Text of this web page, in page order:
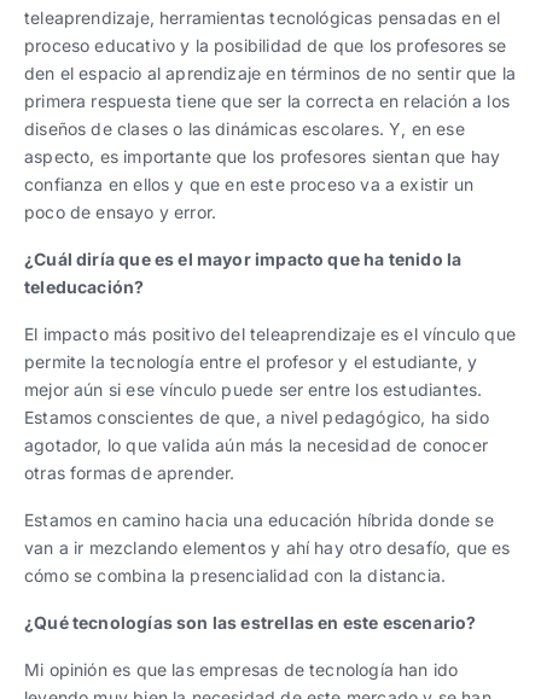
teleaprendizaje, herramientas tecnológicas pensadas en el
proceso educativo y la posibilidad de que los profesores se
den el espacio al aprendizaje en términos de no sentir que la
primera respuesta tiene que ser la correcta en relación a los
diseños de clases o las dinámicas escolares. Y, en ese
aspecto, es importante que los profesores sientan que hay
confianza en ellos y que en este proceso va a existir un
poco de ensayo y error.
¿Cuál diría que es el mayor impacto que ha tenido la
teleducación?
El impacto más positivo del teleaprendizaje es el vínculo que
permite la tecnología entre el profesor y el estudiante, y
mejor aún si ese vínculo puede ser entre los estudiantes.
Estamos conscientes de que, a nivel pedagógico, ha sido
agotador, lo que valida aún más la necesidad de conocer
otras formas de aprender.
Estamos en camino hacia una educación híbrida donde se
van a ir mezclando elementos y ahí hay otro desafío, que es
cómo se combina la presencialidad con la distancia.
¿Qué tecnologías son las estrellas en este escenario?
Mi opinión es que las empresas de tecnología han ido